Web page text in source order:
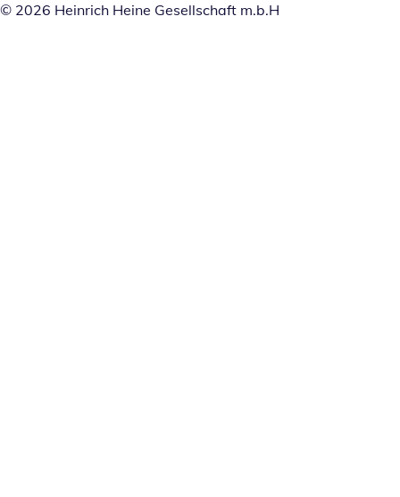
© 2026 Heinrich Heine Gesellschaft m.b.H